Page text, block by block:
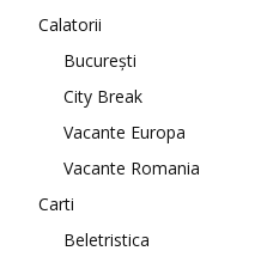
Calatorii
București
City Break
Vacante Europa
Vacante Romania
Carti
Beletristica